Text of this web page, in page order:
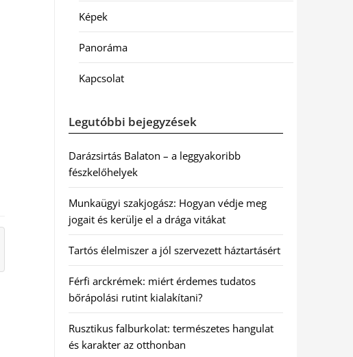
Képek
Panoráma
Kapcsolat
Legutóbbi bejegyzések
Darázsirtás Balaton – a leggyakoribb
fészkelőhelyek
Munkaügyi szakjogász: Hogyan védje meg
jogait és kerülje el a drága vitákat
Tartós élelmiszer a jól szervezett háztartásért
Férfi arckrémek: miért érdemes tudatos
bőrápolási rutint kialakítani?
Rusztikus falburkolat: természetes hangulat
és karakter az otthonban